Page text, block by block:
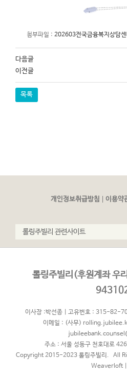
첨부파일 : 202603전국금융복지상
다음글
이전글
목록
개인정보취급방침 이용약
롤링주빌리(후원계좌
이사장 :박선종 | 고유번호 : 315-82-
이메일 : (사무)
주소 : 서울 성동구 천호대로
Copyright 2015-2023 롤링주빌리. All
Weaverloft